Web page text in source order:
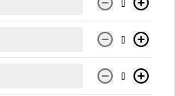
Turrón
Turrón de 3 pisos, lleno de tradición y dulzura
*Nuestros precios están expresados en soles e incluyen
impuestos de ley y recargo al consumo.
0
0
0